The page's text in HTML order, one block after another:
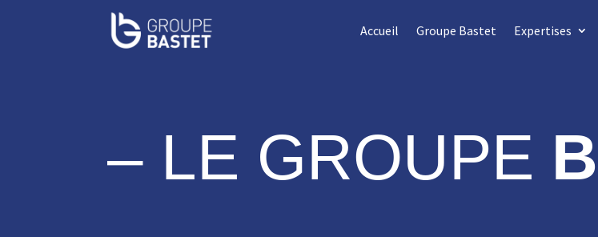
Accueil Groupe Bastet Expertises
– LE GROUPE